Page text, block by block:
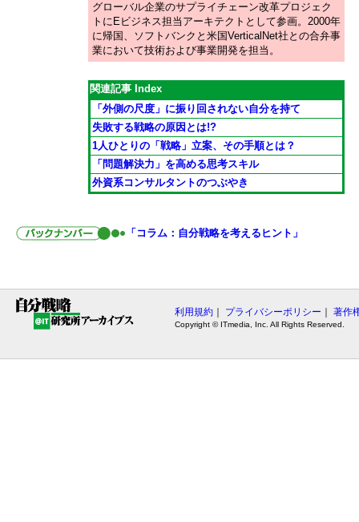
グローバル企業のサプライチェーン改革プロジェク
トにEビジネス担当アーキテクトとして参画。2000年
に帰国、ソフトバンクと米国VerticalNet社との合弁事
業において技術および事業開発を担当。
関連記事 Index
「外側の尺度」に振り回されない自分を持て
失敗する戦略の原因とは!?
1人ひとりの「戦略」立案、その手順とは？
「問題解決力」を高める思考スキル
外資系コンサルタントのつぶやき
「コラム：自分戦略を考えるヒント」
利用規約 プライバシーポリシー 著作
Copyright © ITmedia, Inc. All Rights Reserved.